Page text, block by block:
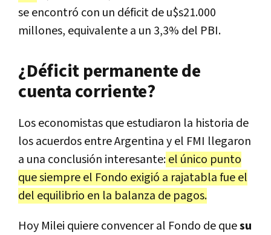
se encontró con un déficit de u$s21.000
millones, equivalente a un 3,3% del PBI.
¿Déficit permanente de
cuenta corriente?
Los economistas que estudiaron la historia de
los acuerdos entre Argentina y el FMI llegaron
a una conclusión interesante:el único punto
que siempre el Fondo exigió a rajatabla fue el
del equilibrio en la balanza de pagos.
Hoy Milei quiere convencer al Fondo de quesu